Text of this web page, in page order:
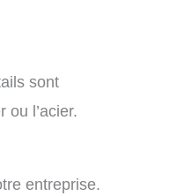
sont
l’acier.
entreprise.